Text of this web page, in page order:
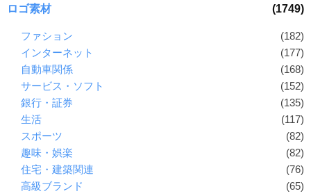
ロゴ素材 (1749)
ファション
(182)
インターネット
(177)
自動車関係
(168)
サービス・ソフト
(152)
銀行・証券
(135)
生活
(117)
スポーツ
(82)
趣味・娯楽
(82)
住宅・建築関連
(76)
高級ブランド
(65)